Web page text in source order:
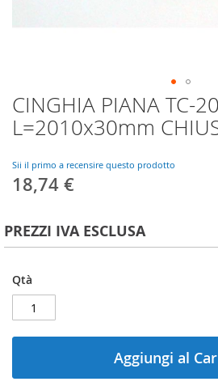
CINGHIA PIANA TC-
L=2010x30mm
Sii il primo a recensire questo prodotto
18,74 €
PREZZI IVA ESCLUSA
Qtà
Aggiungi al
Vai
all'inizio
della
di
immagini